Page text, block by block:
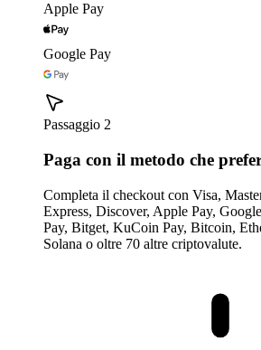
Apple Pay
Google Pay
Passaggio 2
Paga con il metodo che
Completa il checkout con Visa,
Express, Discover, Apple Pay,
Pay, Bitget, KuCoin Pay, Bitcoin,
Solana o oltre 70 altre criptovalute.